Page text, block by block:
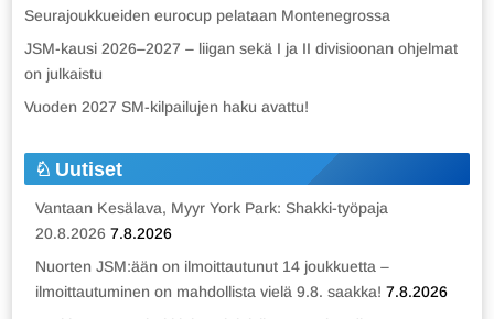
Seurajoukkueiden eurocup pelataan Montenegrossa
JSM-kausi 2026–2027 – liigan sekä I ja II divisioonan ohjelmat
on julkaistu
Vuoden 2027 SM-kilpailujen haku avattu!
Uutiset
Vantaan Kesälava, Myyr York Park: Shakki-työpaja
20.8.2026 7.8.2026
Nuorten JSM:ään on ilmoittautunut 14 joukkuetta –
ilmoittautuminen on mahdollista vielä 9.8. saakka! 7.8.2026